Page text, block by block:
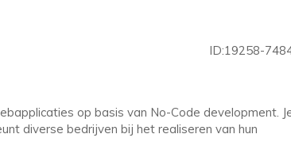
ID:19258-
op basis van No-Code development.
diverse bedrijven bij het realiseren van hun